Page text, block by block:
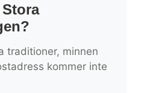
traditioner, minnen
kommer inte